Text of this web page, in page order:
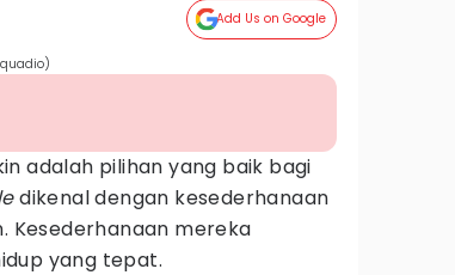
Add Us on Google
adalah pilihan yang baik bagi
dikenal dengan kesederhanaan
Kesederhanaan mereka
yang tepat.